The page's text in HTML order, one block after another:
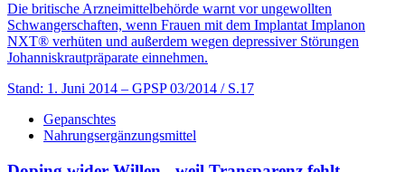
Die britische Arzneimittelbehörde warnt vor ungewollten
Schwangerschaften, wenn Frauen mit dem Implantat Implanon
NXT® verhüten und außerdem wegen depressiver Störungen
Johanniskrautpräparate einnehmen.
Stand: 1. Juni 2014 – GPSP 03/2014 / S.17
Gepanschtes
Nahrungsergänzungsmittel